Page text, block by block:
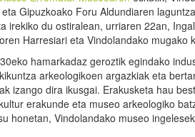
Gipuzkoako Foru Aldundiaren
irekiko du ostiralean, urriaren 22an,
Harresiari eta Vindolandako mugako
hamarkadaz geroztik egindako
arkeologikoen argazkiak eta
izango dira ikusgai. Erakusketa hau
erakunde eta museo arkeologiko
honetan, Vindolandako museo